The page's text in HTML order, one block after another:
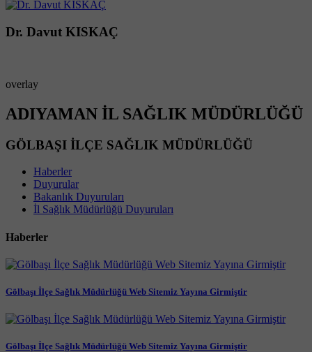
Dr. Davut KISKAÇ
overlay
ADIYAMAN İL SAĞLIK MÜDÜRLÜĞÜ
GÖLBAŞI İLÇE SAĞLIK MÜDÜRLÜĞÜ
Haberler
Duyurular
Bakanlık Duyuruları
İl Sağlık Müdürlüğü Duyuruları
Haberler
Gölbaşı İlçe Sağlık Müdürlüğü Web Sitemiz Yayına Girmiştir
Gölbaşı İlçe Sağlık Müdürlüğü Web Sitemiz Yayına Girmiştir